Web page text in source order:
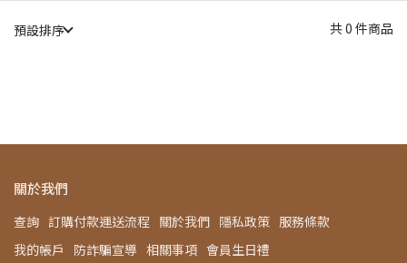
預設排序 共 0 件商品
關於我們
查詢 訂購付款運送流程 關於我們 隱私政策 服務條款
我的帳戶
防詐騙宣導 相關事項 會員生日禮